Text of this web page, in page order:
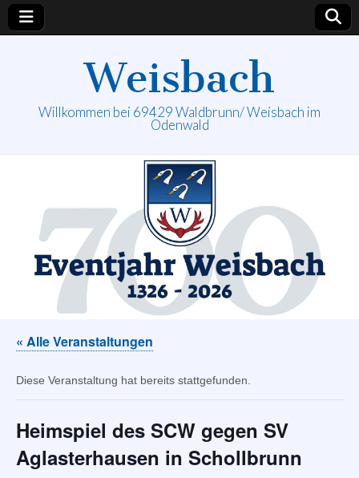
Weisbach
Willkommen bei 69429 Waldbrunn/ Weisbach im
Odenwald
« Alle Veranstaltungen
Diese Veranstaltung hat bereits stattgefunden.
Heimspiel des SCW gegen SV
Aglasterhausen in Schollbrunn